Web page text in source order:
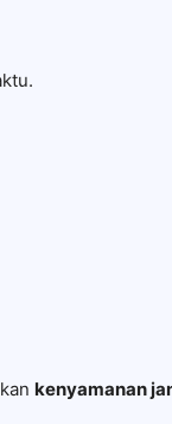
kenyamanan